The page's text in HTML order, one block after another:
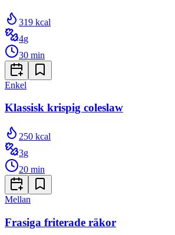
319 kcal
4g
30 min
Enkel
Klassisk krispig coleslaw
250 kcal
3g
20 min
Mellan
Frasiga friterade räkor